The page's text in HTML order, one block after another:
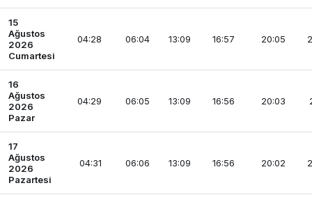
15
Ağustos
2026
Cumartesi
04:28 06:04 13:09 16:57 20:05
16
Ağustos
2026
Pazar
04:29 06:05 13:09 16:56 20:03
17
Ağustos
2026
Pazartesi
04:31 06:06 13:09 16:56 20:02